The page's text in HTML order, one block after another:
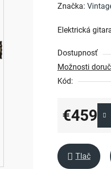
hodnotenie
je
z
5
hviezdičiek.
Značka:
Elektrická
Dostupnosť
Možnosti
Kód:
€459
Jednotková
Tlač